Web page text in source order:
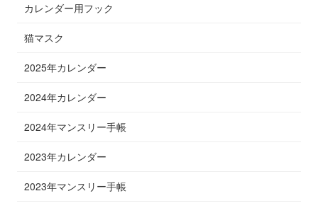
カレンダー用フック
猫マスク
2025年カレンダー
2024年カレンダー
2024年マンスリー手帳
2023年カレンダー
2023年マンスリー手帳